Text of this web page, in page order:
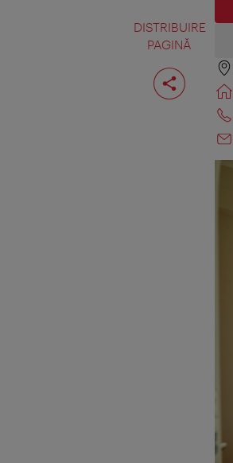
DISTRIBUIRE
PAGINĂ
Distribuiţi
pagina